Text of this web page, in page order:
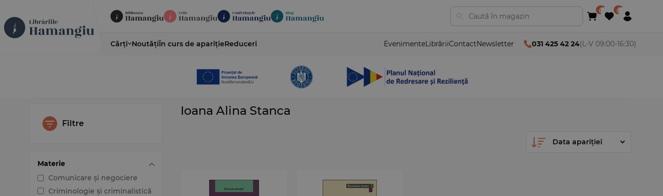
Cărți NoutățiÎn curs de aparițieReduceri EvenimenteLibrăriiContactNewsletter 031 425 42 24(L-V 09:00-16:30)
Filtre
Materie
Comunicare și negociere
Criminologie și criminalistică
Ioana Alina Stanca